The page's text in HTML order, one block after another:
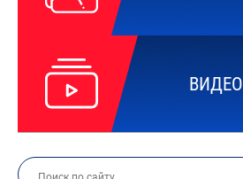
ВИДЕО